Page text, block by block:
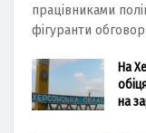
працівниками
фігуранти
На
на